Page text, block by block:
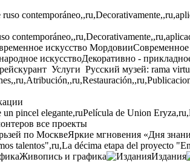
Декоративно -
Услуги Русский музей: rama
pincel elegante,ruPelícula de Union
все проекты
по МосквеЯркие мгновения «Дня
talentos",ru,La décima etapa del proyecto
Живопись и графика Издания